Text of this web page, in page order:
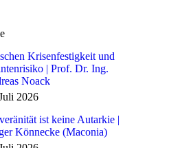
Krisenfestigkeit und
| Prof. Dr. Ing.
Noack
2026
ist keine Autarkie |
Könnecke (Maconia)